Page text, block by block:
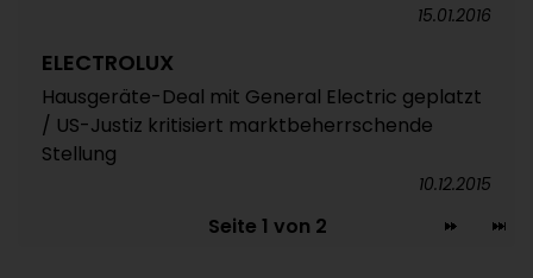
15.01.2016
ELECTROLUX
Hausgeräte-Deal mit General Electric geplatzt
/ US-Justiz kritisiert marktbeherrschende
Stellung
10.12.2015
Seite 1 von 2